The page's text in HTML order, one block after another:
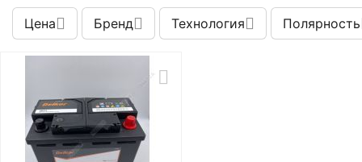
Цена Бренд Технология Полярность